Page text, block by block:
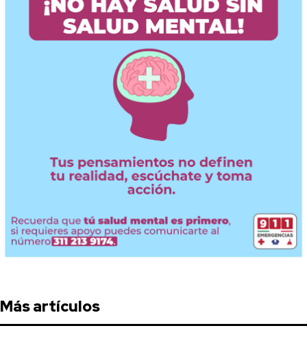
Más artículos